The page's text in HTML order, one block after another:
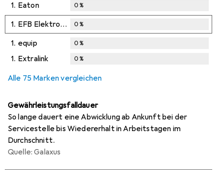
1. Eaton 0%
1. EFB Elektronik 0%
1. equip 0%
1. Extralink 0%
Alle 75 Marken vergleichen
Gewährleistungsfalldauer
So lange dauert eine Abwicklung ab Ankunft bei der
Servicestelle bis Wiedererhalt in Arbeitstagen im
Durchschnitt.
Quelle: Galaxus